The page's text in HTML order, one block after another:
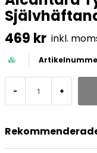
469 kr inkl.
- +